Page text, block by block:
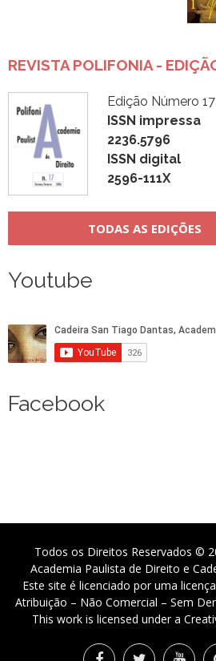
REVISTA POLIFONIA -
Edição Número 17
ISSN impressa
2236.5796
ISSN digital
2596-111X
TODAS AS EDIÇÕES
Youtube
Facebook
Todos os Direitos Reservados ©
Academia Paulista de Direito e
Este site é licenciado por uma
Atribuição – Não Comercial – Sem
This work is licensed under a